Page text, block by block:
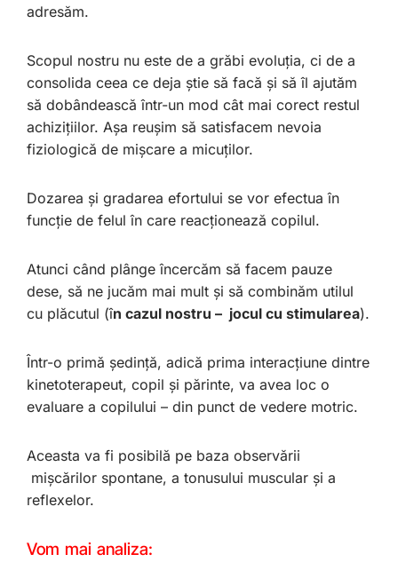
adresăm.
Scopul nostru nu este de a grăbi evoluția, ci de a
consolida ceea ce deja știe să facă și să îl ajutăm
să dobândească într-un mod cât mai corect restul
achizițiilor. Așa reușim să satisfacem nevoia
fiziologică de mișcare a micuților.
Dozarea și gradarea efortului se vor efectua în
funcție de felul în care reacționează copilul.
Atunci când plânge încercăm să facem pauze
dese, să ne jucăm mai mult și să combinăm utilul
cu plăcutul (în cazul nostru – jocul cu stimularea).
Într-o primă ședință, adică prima interacțiune dintre
kinetoterapeut, copil și părinte, va avea loc o
evaluare a copilului – din punct de vedere motric.
Aceasta va fi posibilă pe baza observării
mișcărilor spontane, a tonusului muscular și a
reflexelor.
Vom mai analiza: